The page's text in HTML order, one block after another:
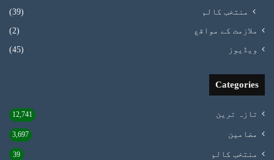
منتخب کالم (39)
ملازمت کے مواقع (2)
ویڈیوز (45)
Categories
تازہ ترین 12,741
مضامین 3,697
منتخب کالم 39